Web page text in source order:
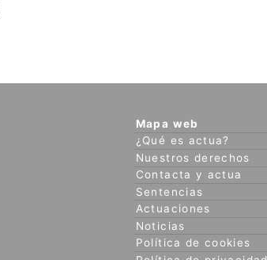
Mapa web
¿Qué es actua?
Nuestros derechos
Contacta y actua
Sentencias
Actuaciones
Noticias
Política de cookies